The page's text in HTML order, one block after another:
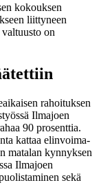
kokouksen
liittyneen
on
rahoituksen
Ilmajoen
90 prosenttia.
kattaa elinvoima-
matalan kynnyksen
Ilmajoen
sekä